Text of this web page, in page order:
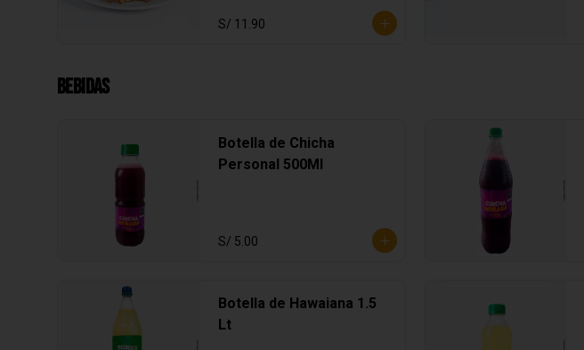
S/ 11.90
Bebidas
Botella de Chicha
Personal 500Ml
S/ 5.00
Botella de Hawaiana 1.5
Lt